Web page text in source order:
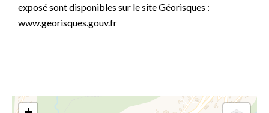
exposé sont disponibles sur le site Géorisques :
www.georisques.gouv.fr